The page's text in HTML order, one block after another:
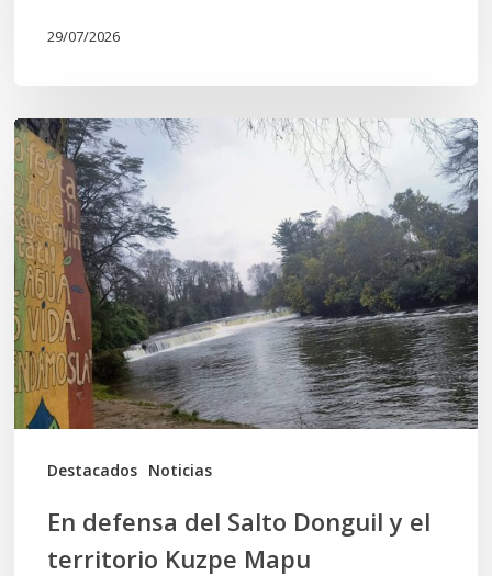
29/07/2026
Destacados Noticias
En
defensa
del
Salto
Donguil
y
el
territorio
Kuzpe
Mapu
En defensa del Salto Donguil y el
territorio Kuzpe Mapu